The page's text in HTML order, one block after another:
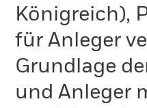
Königreich),
für Anleger
Grundlage
und Anleger